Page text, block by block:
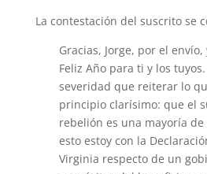
La contestación del suscrito se
Gracias, Jorge, por el
Feliz Año para ti y los
severidad que reiterar lo
principio clarísimo: que el
rebelión es una mayoría
esto estoy con la
Virginia respecto de un